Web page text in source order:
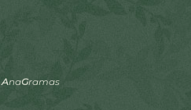
AnaGramas